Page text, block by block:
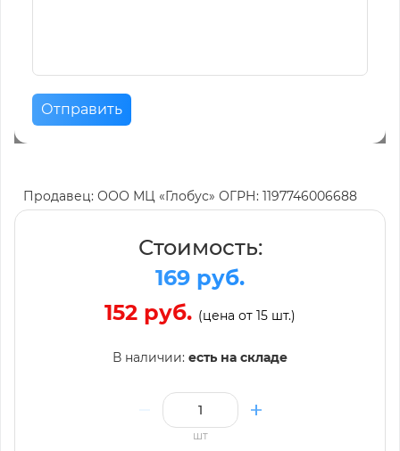
Отправить
Продавец: ООО МЦ «Глобус» ОГРН: 1197746006688
Стоимость:
169 руб.
152 руб. (цена от 15 шт.)
В наличии: есть на складе
шт